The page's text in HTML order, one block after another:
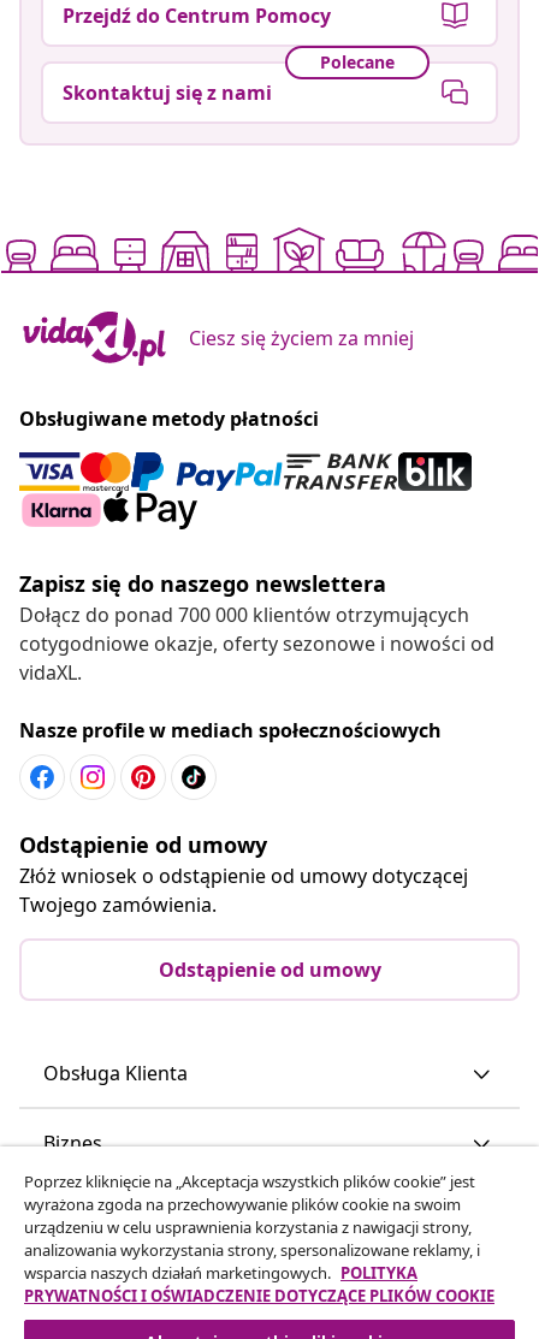
Przejdź do Centrum Pomocy
Polecane
Skontaktuj się z nami
Ciesz się życiem za mniej
Obsługiwane metody płatności
Zapisz się do naszego newslettera
Dołącz do ponad 700 000 klientów otrzymujących
cotygodniowe okazje, oferty sezonowe i nowości od
vidaXL.
Nasze profile w mediach społecznościowych
Odstąpienie od umowy
Złóż wniosek o odstąpienie od umowy dotyczącej
Twojego zamówienia.
Odstąpienie od umowy
Obsługa Klienta
Biznes
vidaXL
Odkryj więcej
Poprzez kliknięcie na „Akceptacja wszystkich plików cookie” jest
wyrażona zgoda na przechowywanie plików cookie na swoim
urządzeniu w celu usprawnienia korzystania z nawigacji strony,
analizowania wykorzystania strony, spersonalizowane reklamy, i
wsparcia naszych działań marketingowych. POLITYKA
PRYWATNOŚCI I OŚWIADCZENIE DOTYCZĄCE PLIKÓW COOKIE